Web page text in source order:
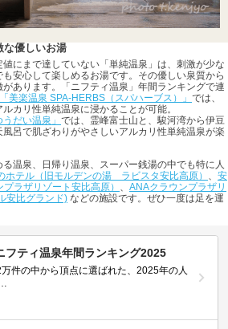
な優しいお湯
にまで達していない「単純温泉」は、刺激が少な
安心して楽しめるお湯です。その優しい泉質から
あります。「ニフティ温泉」年間ランキングで連
「美楽温泉 SPA-HERBS（スパハーブス）」 では、
カリ性単純温泉に浸かることが可能。
うだい温泉」 では、霊峰富士山と、駿河湾から伊豆
呂で肌ざわりがやさしいアルカリ性単純温泉が楽
温泉、日帰り温泉、スーパー銭湯の中でも特に人
テル（旧モルデンの湯 ラビスタ安比高原）
安
ラザリゾート安比高原）
ANAクラウンプラザリ
安比グランド) などの施設です。ぜひ一度は足を運
フティ温泉年間ランキング2025
件の中から頂点に選ばれた、2025年の人